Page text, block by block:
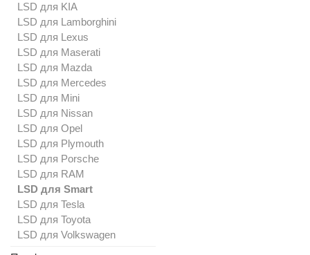
LSD для KIA
LSD для Lamborghini
LSD для Lexus
LSD для Maserati
LSD для Mazda
LSD для Mercedes
LSD для Mini
LSD для Nissan
LSD для Opel
LSD для Plymouth
LSD для Porsche
LSD для RAM
LSD для Smart
LSD для Tesla
LSD для Toyota
LSD для Volkswagen